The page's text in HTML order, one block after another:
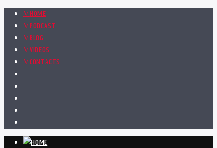
HOME
PODCAST
BLOG
VIDEOS
CONTACTS